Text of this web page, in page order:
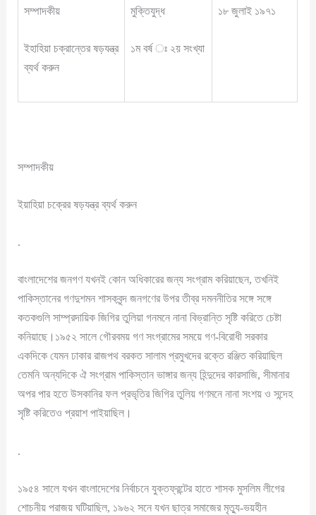
সম্পাদকীয়
ইহাহিয়া চক্রান্তের ষড়যন্ত্র
ব্যর্থ করুন
মুক্তিযুদ্ধ
১ম বর্ষ ঃ ২য় সংখ্যা
১৮ জুলাই ১৯৭১
সম্পাদকীয়
ইয়াহিয়া চক্রের ষড়যন্ত্র ব্যর্থ করুন
.
বাংলাদেশের জনগণ যখনই কোন অধিকারের জন্য সংগ্রাম করিয়াছেন, তখনিই
পাকিস্তানের গণদুশমন শাসকবৃন্দ জনগণের উপর তীব্র দমননীতির সঙ্গে সঙ্গে
কতকগুলি সাম্প্রদায়িক জিগির তুলিয়া গনমনে নানা বিভ্রান্তি সৃষ্টি করিতে চেষ্টা
কনিয়াছে।১৯৫২ সালে গৌরবময় গণ সংগ্রামের সময়ে গণ-বিরোধী সরকার
একদিকে যেমন ঢাকার রাজপথ বরকত সালাম প্রমুখদের রক্তে রঞ্জিত করিয়াছিল
তেমনি অন্যদিকে ঐ সংগ্রাম পাকিস্তান ভাঙ্গার জন্য হিন্দুদের কারসাজি, সীমানার
অপর পার হতে উসকানির ফল প্রভৃতির জিগির তুলিয় গণমনে নানা সংশয় ও সন্দেহ
সৃষ্টি করিতেও প্রয়াশ পাইয়াছিল।
.
১৯৫৪ সালে যখন বাংলাদেশের নির্বাচনে যুক্তফ্রন্টের হাতে শাসক মুসলিম লীগের
শোচনীয় পরাজয় ঘটিয়াছিল, ১৯৬২ সনে যখন ছাত্র সমাজের মৃত্যু-ভয়হীন